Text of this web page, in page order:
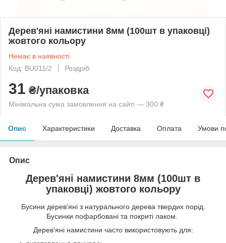
Дерев'яні намистини 8мм (100шт в упаковці)
жовтого кольору
Немає в наявності
Код: BU011/2
Роздріб
31 ₴/упаковка
Мінімальна сума замовлення на сайті — 300 ₴
Опис Характеристики Доставка Оплата Умови
Опис
Дерев'яні намистини 8мм (100шт в
упаковці) жовтого кольору
Бусини дерев'яні з натурального дерева твердих порід.
Бусинки пофарбовані та покриті лаком.
Дерев'яні намистини часто використовують для: